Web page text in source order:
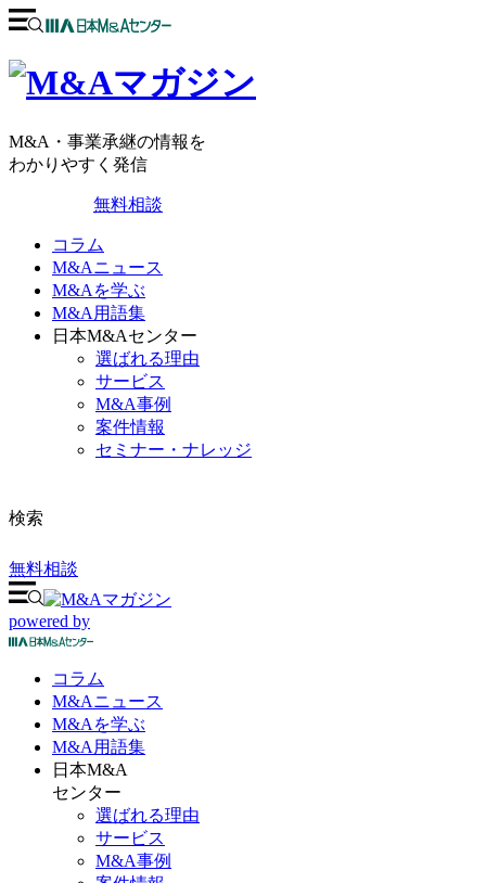
M&A・事業承継の情報を
わかりやすく発信
無料相談
コラム
M&Aニュース
M&Aを学ぶ
M&A用語集
日本M&Aセンター
選ばれる理由
サービス
M&A事例
案件情報
セミナー・ナレッジ
検索
無料相談
powered by
コラム
M&Aニュース
M&Aを学ぶ
M&A 用語集
日本M&A
センター
選ばれる理由
サービス
M&A事例